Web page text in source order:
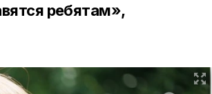
ребятам»,